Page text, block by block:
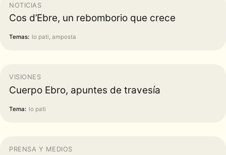
NOTICIAS
Cos d’Ebre, un rebomborio que crece
Temas: lo pati, amposta
VISIONES
Cuerpo Ebro, apuntes de travesía
Tema: lo pati
PRENSA Y MEDIOS